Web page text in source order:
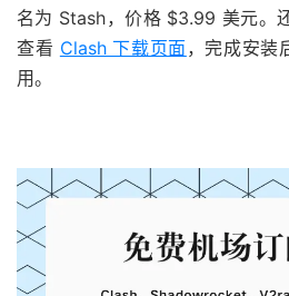
名为 Stash，价格 $3.99 美元。
查看 Clash 下载页面，完成安装
用。